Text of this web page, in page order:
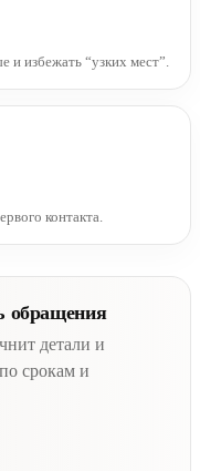
и избежать “узких мест”.
контакта.
обращения
детали и
срокам и